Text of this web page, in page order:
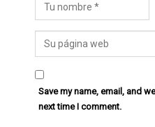
Save my name, email, and
next time I comment.